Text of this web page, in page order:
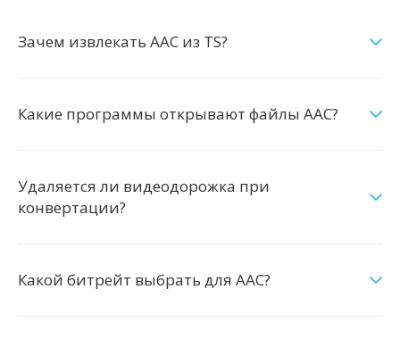
Зачем извлекать AAC из TS?
Какие программы открывают файлы AAC?
Удаляется ли видеодорожка при
конвертации?
Какой битрейт выбрать для AAC?